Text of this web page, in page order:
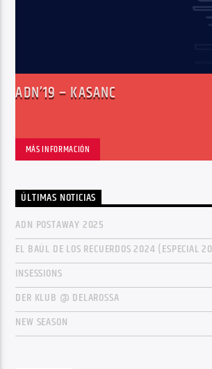
ADN’19 – KASANC
MÁS INFORMACIÓN
ÚLTIMAS NOTICIAS
ADN POSTAWAY 2025
EL BAÚL DE LOS RECUERDOS 2024 (ESPECIAL
INSESSIONS
DER KLUB @ DELAROSSA
NEW SEASON